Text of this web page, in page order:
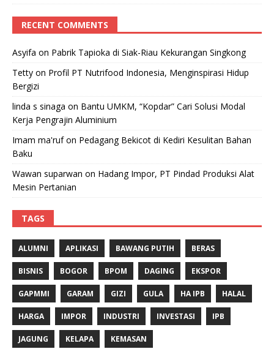
RECENT COMMENTS
Asyifa on Pabrik Tapioka di Siak-Riau Kekurangan Singkong
Tetty on Profil PT Nutrifood Indonesia, Menginspirasi Hidup
Bergizi
linda s sinaga on Bantu UMKM, “Kopdar” Cari Solusi Modal
Kerja Pengrajin Aluminium
Imam ma'rufon Pedagang Bekicot di Kediri Kesulitan Bahan
Baku
Wawan suparwan on Hadang Impor, PT Pindad Produksi Alat
Mesin Pertanian
TAGS
ALUMNI APLIKASI BAWANG PUTIH BERAS
BISNIS BOGOR BPOM DAGING EKSPOR
GAPMMI GARAM GIZI GULA HA IPB HALAL
HARGA IMPOR INDUSTRI INVESTASI IPB
JAGUNG KELAPA KEMASAN